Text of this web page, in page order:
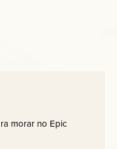
morar no Epic